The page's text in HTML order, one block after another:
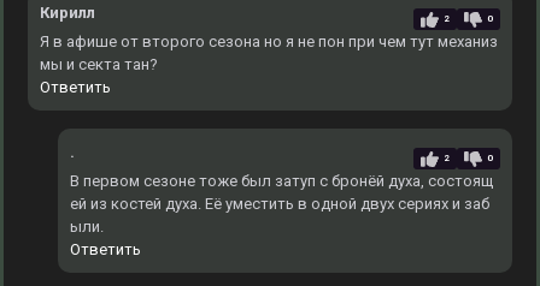
Кирилл 2 0
Я в афише от второго сезона но я не пон при чем тут механиз
мы и секта тан?
Ответить
. 2 0
В первом сезоне тоже был затуп с бронёй духа, состоящ
ей из костей духа. Еë уместить в одной двух сериях и заб
ыли.
Ответить